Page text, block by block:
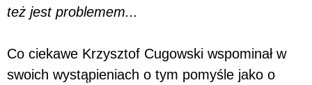
też jest problemem...
Co ciekawe Krzysztof Cugowski wspominał w
swoich wystąpieniach o tym pomyśle jako o